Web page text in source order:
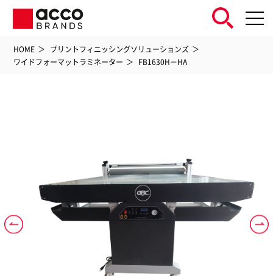
HOME
プリントフィニッシングソリューションズ
ワイドフォーマットラミネーター
FB1630H－HA